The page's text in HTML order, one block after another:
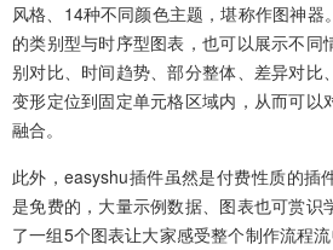
风格、14种不同颜色主题，堪称作图神器
的类别型与时序型图表，也可以展示不同
别对比、时间趋势、部分整体、差异对比
变形定位到固定单元格区域内，从而可以
融合。
此外，easyshu插件虽然是付费性质的插
是免费的，大量示例数据、图表也可赏识
了一组5个图表让大家感受整个制作流程